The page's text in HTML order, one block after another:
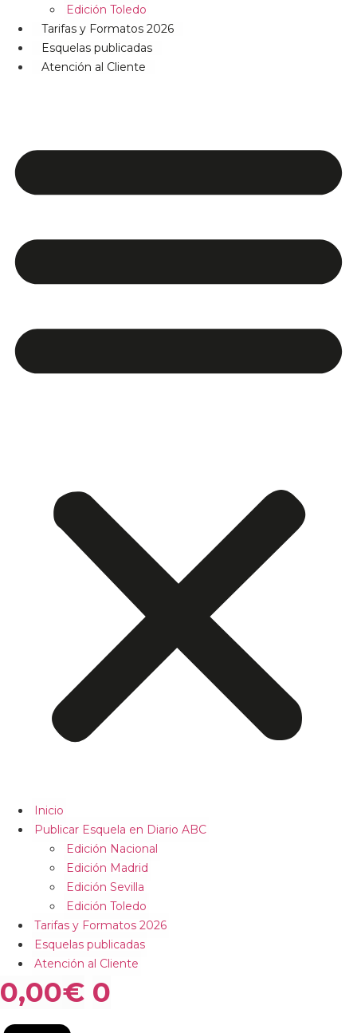
Edición Toledo
Tarifas y Formatos 2026
Esquelas publicadas
Atención al Cliente
Inicio
Publicar Esquela en Diario ABC
Edición Nacional
Edición Madrid
Edición Sevilla
Edición Toledo
Tarifas y Formatos 2026
Esquelas publicadas
Atención al Cliente
0,00€ 0